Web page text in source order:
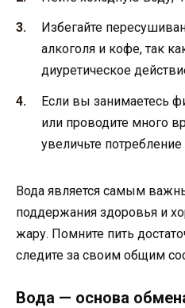
Избегайте
алкоголя и кофе, так
диуретическое
Если вы занимаетесь
или проводите много
увеличьте
Вода является самым
поддержания здоровья и
жару. Помните пить
следите за своим общим
Вода — основа